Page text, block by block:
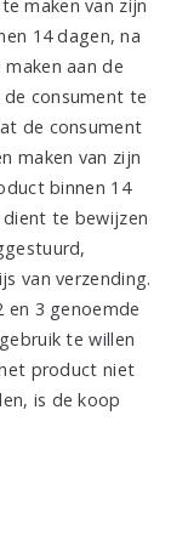
maken van zijn
14 dagen, na
aan de
consument te
de consument
maken van zijn
binnen 14
te bewijzen
van verzending.
en 3 genoemde
te willen
product niet
is de koop